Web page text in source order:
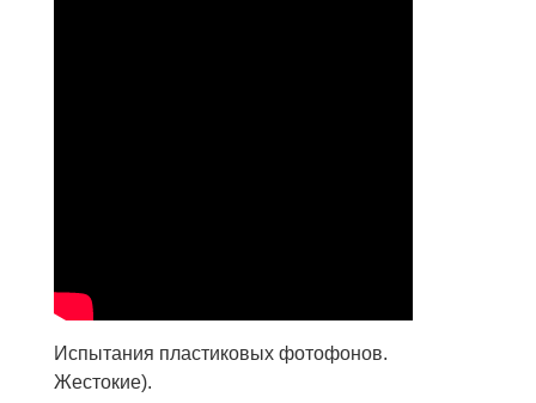
Испытания пластиковых фотофонов.
Жестокие).